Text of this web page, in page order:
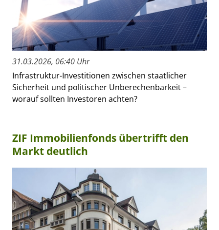
31.03.2026, 06:40 Uhr
Infrastruktur-Investitionen zwischen staatlicher
Sicherheit und politischer Unberechenbarkeit –
worauf sollten Investoren achten?
ZIF Immobilienfonds übertrifft den
Markt deutlich